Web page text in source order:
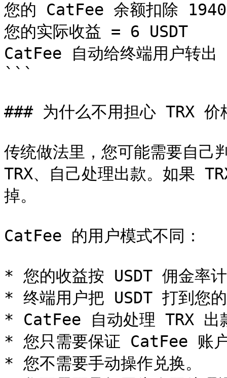
您的 CatFee 余额扣除
您的实际收益 = 6 USDT
CatFee 自动给终端用户转出
```
### 为什么不用担心 TRX 价
传统做法里，您可能需要自己
TRX、自己处理出款。如果
掉。
CatFee 的用户模式不同：
* 您的收益按 USDT 佣金率
* 终端用户把 USDT 打到您
* CatFee 自动处理 TRX 出
* 您只需要保证 CatFee 账
* 您不需要手动操作兑换。